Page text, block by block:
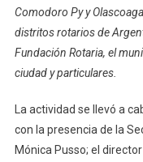
El
De
Que
Comodoro Py y
distritos rotarios de
Fundación Rotaria, el
ciudad y particulares.
La actividad se llevó a
con la presencia de la
Mónica Pusso; el